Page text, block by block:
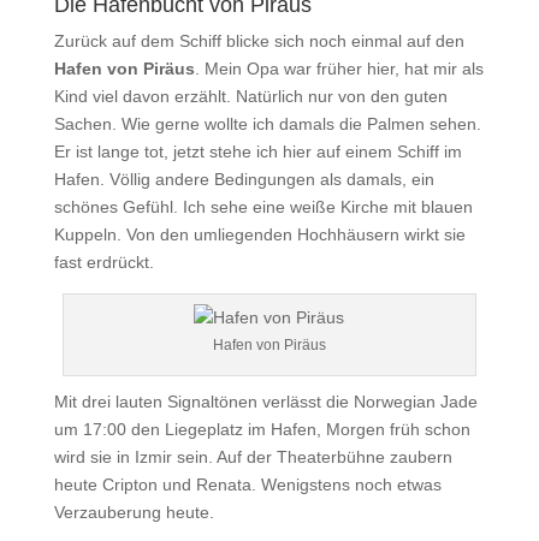
Die Hafenbucht von Piräus
Zurück auf dem Schiff blicke sich noch einmal auf den
Hafen von Piräus . Mein Opa war früher hier, hat mir als
Kind viel davon erzählt. Natürlich nur von den guten
Sachen. Wie gerne wollte ich damals die Palmen sehen.
Er ist lange tot, jetzt stehe ich hier auf einem Schiff im
Hafen. Völlig andere Bedingungen als damals, ein
schönes Gefühl. Ich sehe eine weiße Kirche mit blauen
Kuppeln. Von den umliegenden Hochhäusern wirkt sie
fast erdrückt.
Hafen von Piräus
Mit drei lauten Signaltönen verlässt die Norwegian Jade
um 17:00 den Liegeplatz im Hafen, Morgen früh schon
wird sie in Izmir sein. Auf der Theaterbühne zaubern
heute Cripton und Renata. Wenigstens noch etwas
Verzauberung heute.